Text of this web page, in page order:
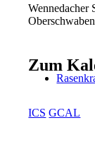
Wennedacher
Oberschwaben
Zum
ICS GCAL